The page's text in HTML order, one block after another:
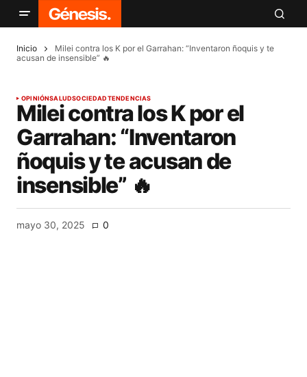
Inicio
Milei contra los K por el Garrahan: “Inventaron ñoquis y te
acusan de insensible” 🔥
OPINIÓNSALUDSOCIEDADTENDENCIAS
Milei contra los K por el
Garrahan: “Inventaron
ñoquis y te acusan de
insensible” 🔥
mayo 30, 2025 0